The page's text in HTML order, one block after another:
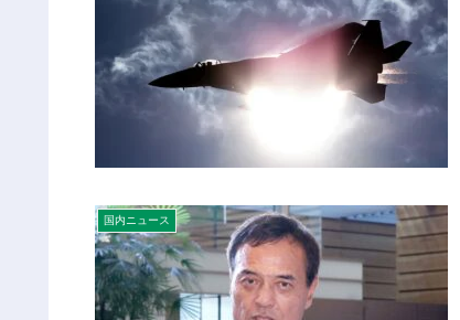
国内ニュース